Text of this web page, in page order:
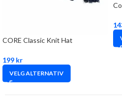
CORE Classic Knit Hat
199 kr
VELG ALTERNATIV